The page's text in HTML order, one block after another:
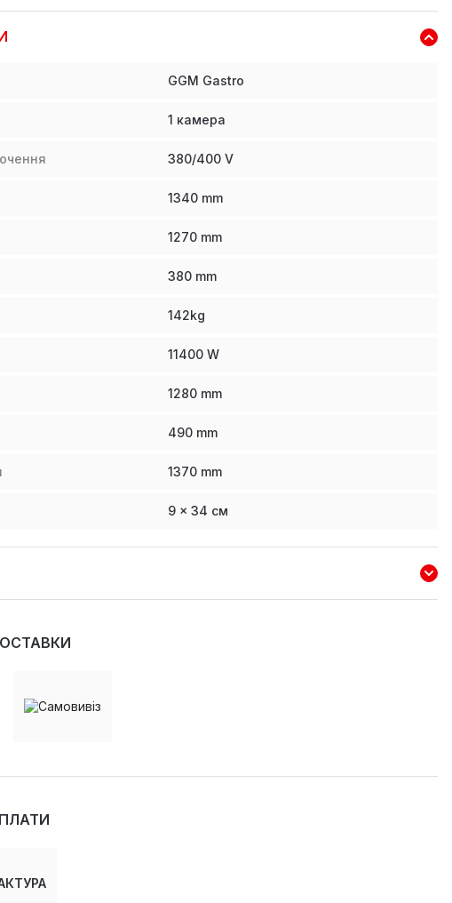
GGM Gastro
1 камера
380/400 V
1340 mm
1270 mm
380 mm
142kg
11400 W
1280 mm
490 mm
1370 mm
9 x 34 см